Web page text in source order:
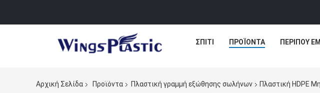
ΣΠΊΤΙ ΠΡΟΪΌΝΤΑ ΠΕΡΊΠΟΥ
Αρχική Σελίδα Προϊόντα Πλαστική γραμμή εξώθησης σωλήνων Πλαστική HDPE